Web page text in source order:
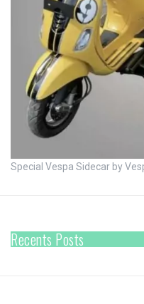
Special Vespa Sidecar by
Recents Posts